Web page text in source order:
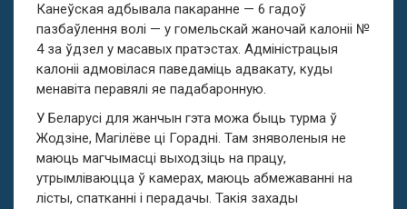
Канеўская адбывала пакаранне — 6 гадоў
пазбаўлення волі — у гомельскай жаночай калоніі №
4 за ўдзел у масавых пратэстах. Адміністрацыя
калоніі адмовілася паведаміць адвакату, куды
менавіта перавялі яе падабаронную.
У Беларусі для жанчын гэта можа быць турма ў
Жодзіне, Магілёве ці Горадні. Там зняволеныя не
маюць магчымасці выходзіць на працу,
утрымліваюцца ў камерах, маюць абмежаванні на
лісты, спатканні і перадачы. Такія захады